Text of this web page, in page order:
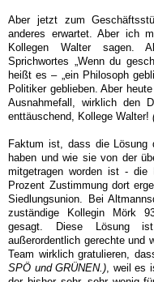
Aber jetzt zum
anderes erwartet. Aber ich
Kollegen Walter sagen.
Sprichwortes „Wenn du
heißt es – „ein Philosoph
Politiker geblieben. Aber
Ausnahmefall, wirklich den
enttäuschend, Kollege Walter!
Faktum ist, dass die Lösung
haben und wie sie von der
mitgetragen worden ist - die
Prozent Zustimmung dort
Siedlungsunion. Bei
zuständige Kollegin Mörk
gesagt. Diese Lösung
außerordentlich gerechte und
Team wirklich gratulieren,
SPÖ und GRÜNEN.), weil es